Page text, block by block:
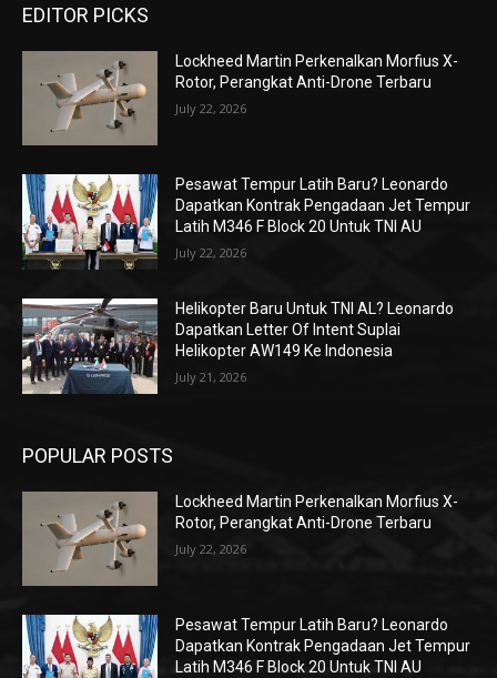
EDITOR PICKS
Lockheed Martin Perkenalkan Morfius X-
Rotor, Perangkat Anti-Drone Terbaru
July 22, 2026
Pesawat Tempur Latih Baru? Leonardo
Dapatkan Kontrak Pengadaan Jet Tempur
Latih M346 F Block 20 Untuk TNI AU
July 22, 2026
Helikopter Baru Untuk TNI AL? Leonardo
Dapatkan Letter Of Intent Suplai
Helikopter AW149 Ke Indonesia
July 21, 2026
POPULAR POSTS
Lockheed Martin Perkenalkan Morfius X-
Rotor, Perangkat Anti-Drone Terbaru
July 22, 2026
Pesawat Tempur Latih Baru? Leonardo
Dapatkan Kontrak Pengadaan Jet Tempur
Latih M346 F Block 20 Untuk TNI AU